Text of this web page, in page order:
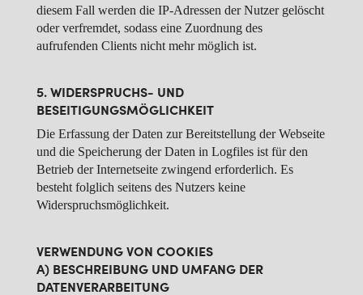
diesem Fall werden die IP-Adressen der Nutzer gelöscht
oder verfremdet, sodass eine Zuordnung des
aufrufenden Clients nicht mehr möglich ist.
5. WIDERSPRUCHS- UND
BESEITIGUNGSMÖGLICHKEIT
Die Erfassung der Daten zur Bereitstellung der Webseite
und die Speicherung der Daten in Logfiles ist für den
Betrieb der Internetseite zwingend erforderlich. Es
besteht folglich seitens des Nutzers keine
Widerspruchsmöglichkeit.
VERWENDUNG VON COOKIES
A) BESCHREIBUNG UND UMFANG DER
DATENVERARBEITUNG